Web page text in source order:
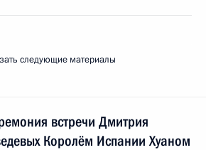
следующие материалы
встречи Дмитрия
Королём Испании Хуаном